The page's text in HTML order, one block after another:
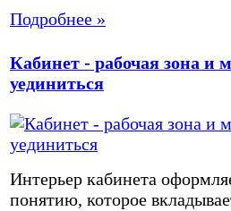
Подробнее »
Кабинет - рабочая зона и
уединиться
Интерьер кабинета
понятию, которое